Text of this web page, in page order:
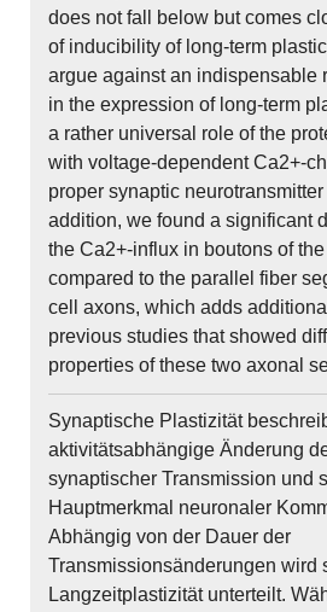
does not fall below but comes
of inducibility of long-term
argue against an indispensable
in the expression of long-term
a rather universal role of the
with voltage-dependent Ca2+-
proper synaptic
addition, we found a significant
the Ca2+-influx in boutons of
compared to the parallel fiber
cell axons, which adds
previous studies that showed
properties of these two axonal
Synaptische Plastizität
aktivitätsabhängige Änderung
synaptischer Transmission und
Hauptmerkmal neuronaler
Abhängig von der Dauer der
Transmissionsänderungen wird
Langzeitplastizität unterteilt.